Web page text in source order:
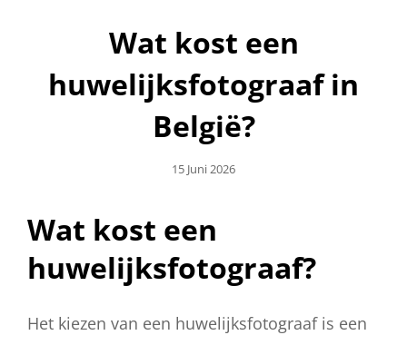
Wat kost een
huwelijksfotograaf in
België?
Geplaatst
15 Juni 2026
Wat kost een
huwelijksfotograaf?
Het kiezen van een huwelijksfotograaf is een